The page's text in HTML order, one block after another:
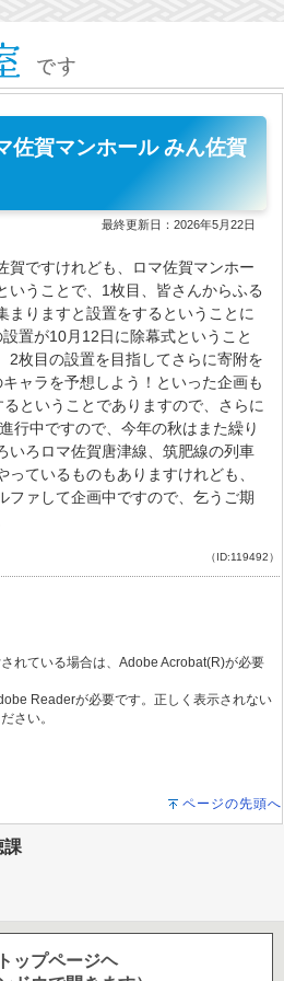
佐賀マンホール みん佐賀
最終更新日：2026年5月22日
ですけれども、ロマ佐賀マンホー
うことで、1枚目、皆さんからふる
まりますと設置をするということに
置が10月12日に除幕式ということ
2枚目の設置を目指してさらに寄附を
ャラを予想しよう！といった企画も
ということでありますので、さらに
行中ですので、今年の秋はまた繰り
いろロマ佐賀唐津線、筑肥線の列車
ているものもありますけれども、
ファして企画中ですので、乞うご期
（ID:119492）
れている場合は、Adobe Acrobat(R)が必要
Readerが必要です。正しく表示されない
さい。
ページの先頭へ
課
ップページヘ